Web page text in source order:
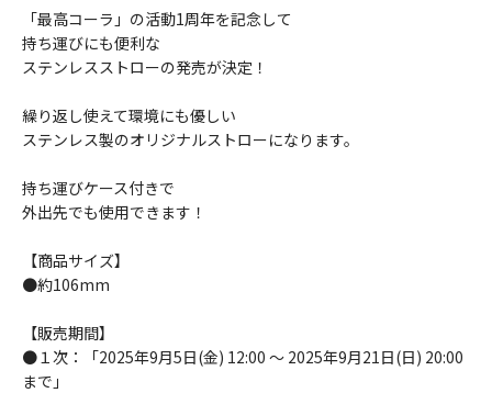
「最高コーラ」の活動1周年を記念して
持ち運びにも便利な
ステンレスストローの発売が決定！
繰り返し使えて環境にも優しい
ステンレス製のオリジナルストローになります。
持ち運びケース付きで
外出先でも使用できます！
【商品サイズ】
●約106mm
【販売期間】
●１次：「2025年9月5日(金) 12:00 ～ 2025年9月21日(日) 20:00
まで」